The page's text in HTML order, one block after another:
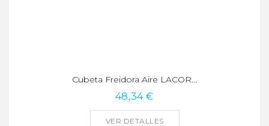
Cubeta Freidora Aire LACOR...
48,34 €
VER DETALLES